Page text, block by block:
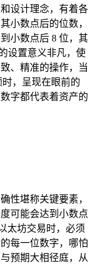
设计理念，有着各
小数点后的位数，
小数点后 8 位，其
设置意义非凡，使
、精准的操作，当
，呈现在眼前的
字都代表着资产的
性堪称关键要素，
可能会达到小数点
太坊交易时，必须
每一位数字，哪怕
预期大相径庭，从